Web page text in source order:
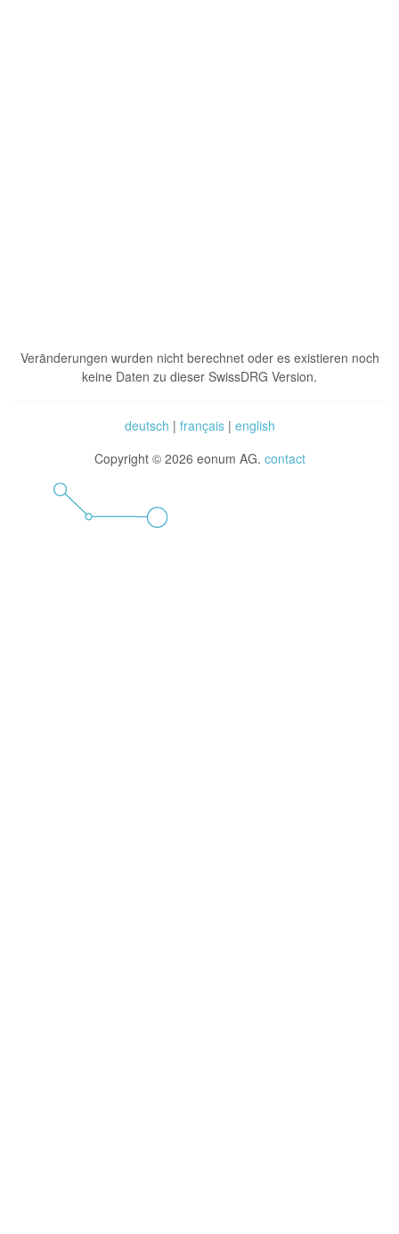
Veränderungen wurden nicht berechnet oder es existieren noch
keine Daten zu dieser SwissDRG Version.
deutsch | français| english
Copyright © 2026 eonum AG. contact